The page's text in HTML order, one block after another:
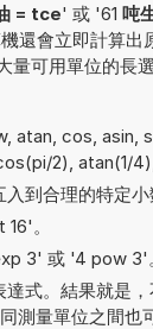
= tce' 或 '61 吨
還會立即計算
量可用單位的長
atan, cos, asin,
2), atan(1/
到合理的特定小
。
3' 或 '4 pow 3'
式。結果就是
測量單位之間也